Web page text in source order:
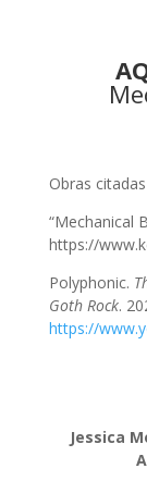
Obras citadas
“Mechanical
https://
Polyphonic.
Goth Rock.
https://
Jessica